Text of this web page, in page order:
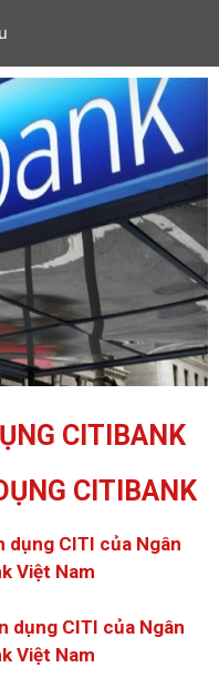
CITIBANK
CITIBANK
CITI của Ngân
Việt Nam
dụng CITI của Ngân
Việt Nam